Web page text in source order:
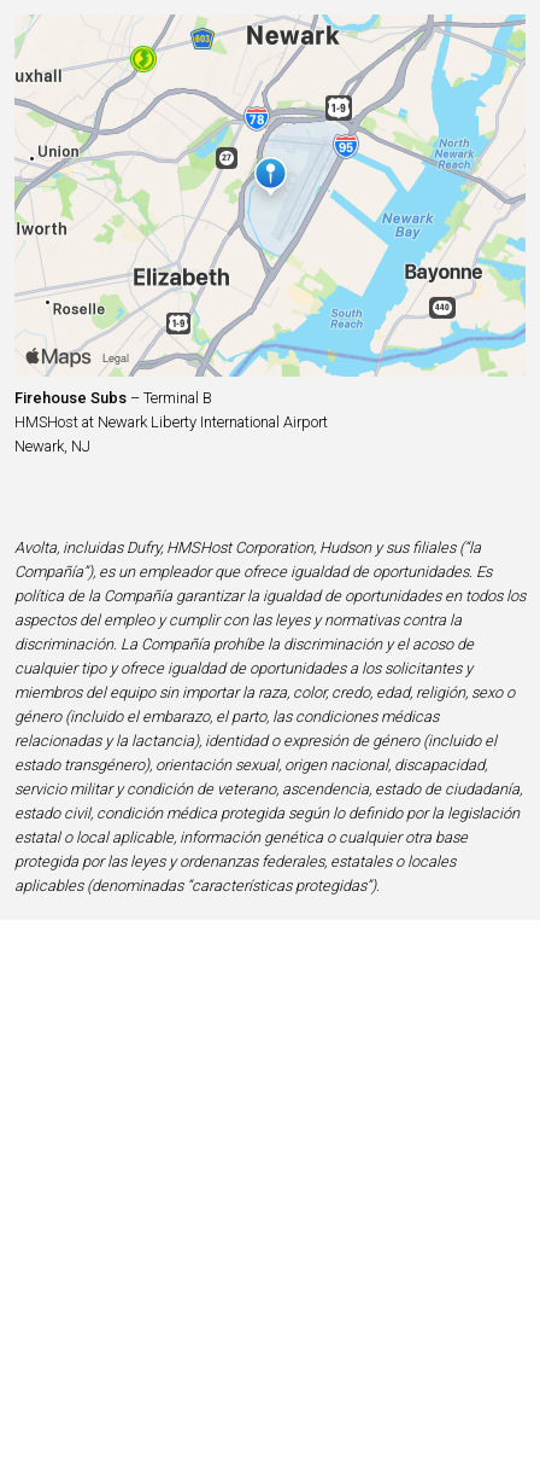
Firehouse Subs – Terminal B
HMSHost at Newark Liberty International Airport
Newark, NJ
Avolta, incluidas Dufry, HMSHost Corporation, Hudson y sus filiales (“la
Compañía”), es un empleador que ofrece igualdad de oportunidades. Es
política de la Compañía garantizar la igualdad de oportunidades en todos los
aspectos del empleo y cumplir con las leyes y normativas contra la
discriminación. La Compañía prohíbe la discriminación y el acoso de
cualquier tipo y ofrece igualdad de oportunidades a los solicitantes y
miembros del equipo sin importar la raza, color, credo, edad, religión, sexo o
género (incluido el embarazo, el parto, las condiciones médicas
relacionadas y la lactancia), identidad o expresión de género (incluido el
estado transgénero), orientación sexual, origen nacional, discapacidad,
servicio militar y condición de veterano, ascendencia, estado de ciudadanía,
estado civil, condición médica protegida según lo definido por la legislación
estatal o local aplicable, información genética o cualquier otra base
protegida por las leyes y ordenanzas federales, estatales o locales
aplicables (denominadas “características protegidas”).